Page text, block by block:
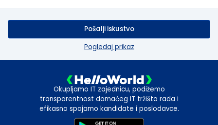
Pošalji iskustvo
Pogledaj prikaz
Okupljamo IT zajednicu, podižemo
transparentnost domaćeg IT tržišta rada i
efikasno spajamo kandidate i poslodavce.